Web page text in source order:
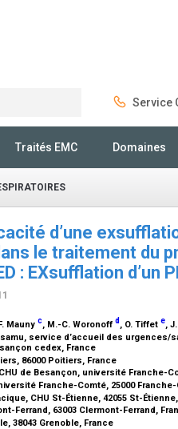
Service
Traités EMC Domaines
d’une
le traitement du
: EXsufflation d’un
Mauny c, M.-C. Woronoff d , O. Tiffet e,
service d’accueil des urgences/
cedex, France
86000 Poitiers, France
de Besançon, université Franche-
Franche-Comté, 25000
CHU St-Étienne, 42055 St-
Ferrand, 63003 Clermont-Ferrand,
38043 Grenoble, France